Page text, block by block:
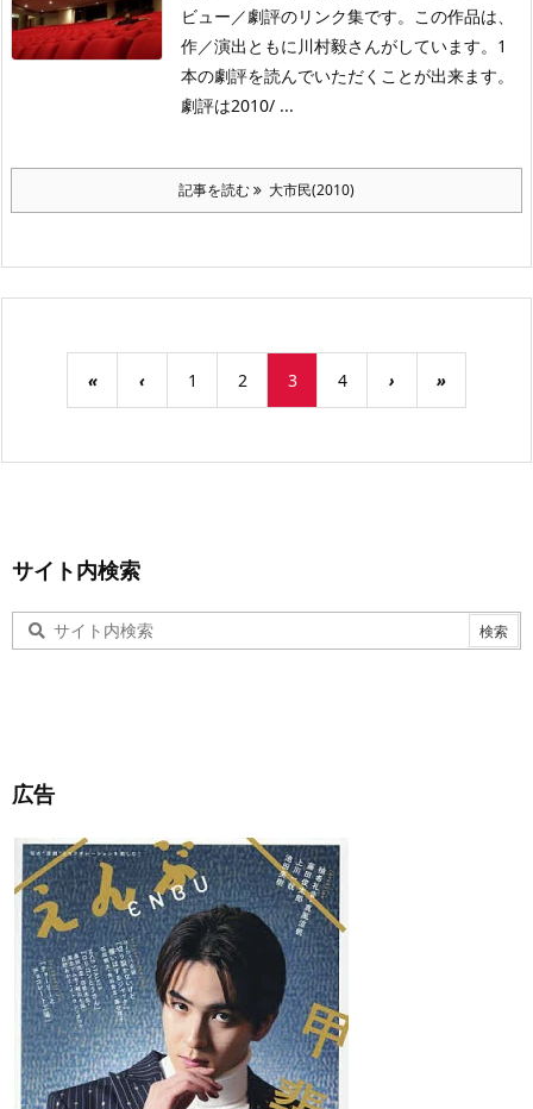
ビュー／劇評のリンク集です。この作品は、
作／演出ともに川村毅さんがしています。1
本の劇評を読んでいただくことが出来ます。
劇評は2010/ ...
記事を読む 大市民(2010)
« ‹ 1 2 3 4 › »
サイト内検索
広告